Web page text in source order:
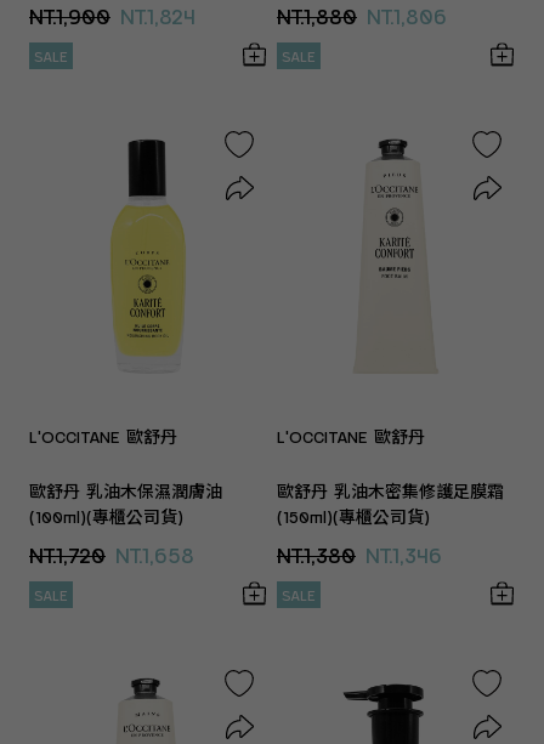
NT.1,900 NT.1,824
SALE
NT.1,880 NT.1,806
SALE
L'OCCITANE 歐舒丹
歐舒丹 乳油木保濕潤膚油
(100ml)(專櫃公司貨)
NT.1,720 NT.1,658
SALE
L'OCCITANE 歐舒丹
歐舒丹 乳油木密集修護足膜霜
(150ml)(專櫃公司貨)
NT.1,380 NT.1,346
SALE